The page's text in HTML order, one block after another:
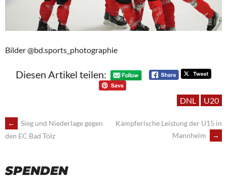
Bilder @bd.sports_photographie
Diesen Artikel teilen:
DNL U20
POST
←
Sieg und Niederlage gegen
den EC Bad Tölz
Kämpferische Leistung der U15 in
Mannheim
→
SPENDEN